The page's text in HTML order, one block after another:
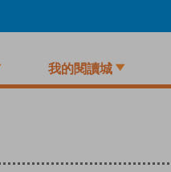
我的閱讀城